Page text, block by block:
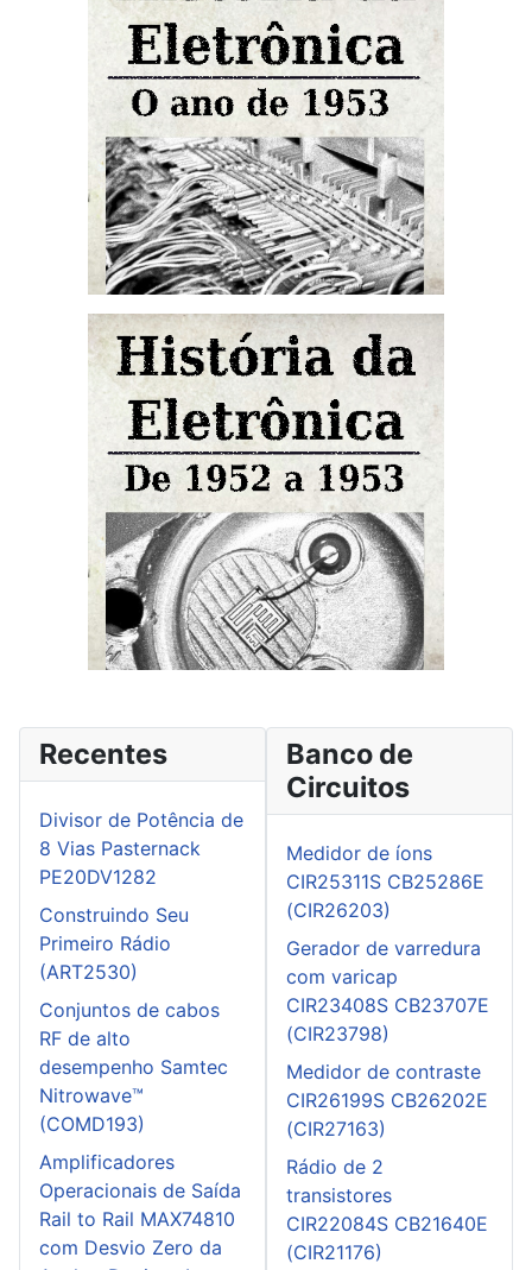
Recentes
Divisor de Potência de
8 Vias Pasternack
PE20DV1282
Construindo Seu
Primeiro Rádio
(ART2530)
Conjuntos de cabos
RF de alto
desempenho Samtec
Nitrowave™
(COMD193)
Amplificadores
Operacionais de Saída
Rail to Rail MAX74810
com Desvio Zero da
Banco de
Circuitos
Medidor de íons
CIR25311S CB25286E
(CIR26203)
Gerador de varredura
com varicap
CIR23408S CB23707E
(CIR23798)
Medidor de contraste
CIR26199S CB26202E
(CIR27163)
Rádio de 2
transistores
CIR22084S CB21640E
(CIR21176)